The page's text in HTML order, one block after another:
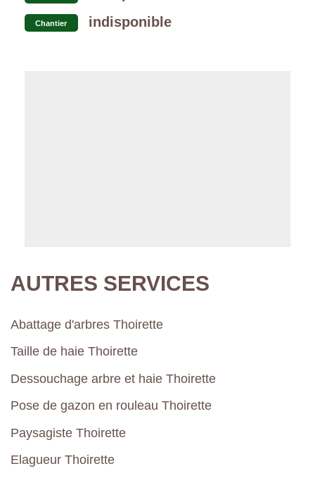
Chantier indisponible
AUTRES SERVICES
Abattage d'arbres Thoirette
Taille de haie Thoirette
Dessouchage arbre et haie Thoirette
Pose de gazon en rouleau Thoirette
Paysagiste Thoirette
Elagueur Thoirette